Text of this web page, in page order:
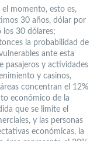
momento, esto es,
30 años, dólar por
los 30 dólares;
la probabilidad de
ante esta
pasajeros y actividades
y casinos,
concentran el 12%
económico de la
que se limite el
y las personas
económicas, la